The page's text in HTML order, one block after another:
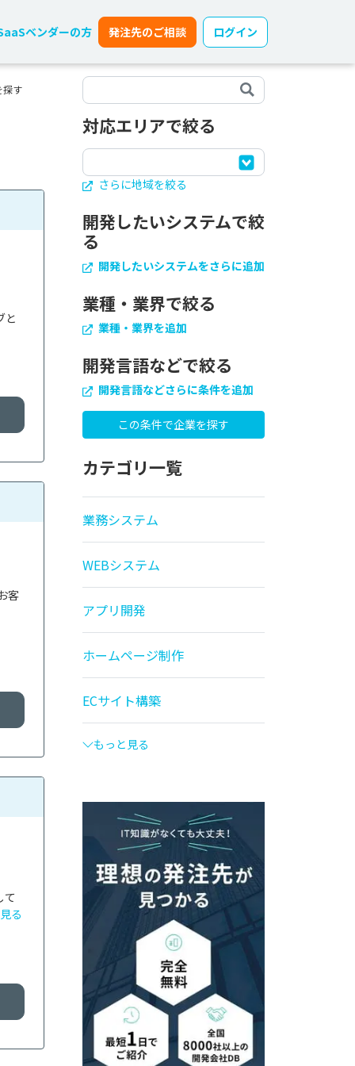
ベンダーの方 発注先のご相談 ログイン
探す
と
客
て
る
対応エリアで絞る
さらに地域を絞る
開発したいシステムで絞
る
開発したいシステムをさらに追加
業種・業界で絞る
業種・業界を追加
開発言語などで絞る
開発言語などさらに条件を追加
カテゴリ一覧
業務システム
WEBシステム
アプリ開発
ホームページ制作
ECサイト構築
もっと見る